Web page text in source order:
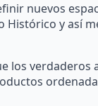
nuevos
Histórico y así
los